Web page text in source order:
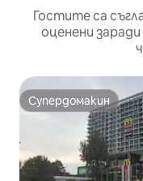
Гостите са
оценени
Супердомакин
Супердомакин